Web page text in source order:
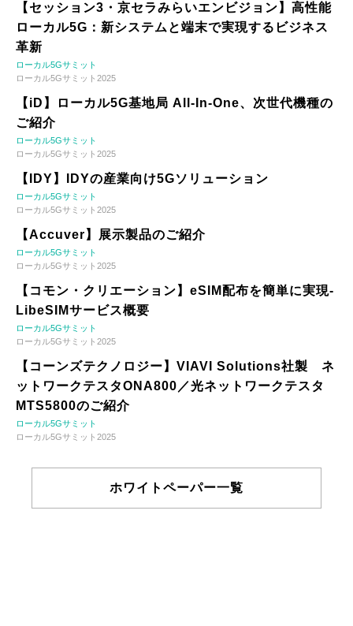
【セッション3・京セラみらいエンビジョン】高性能
ローカル5G：新システムと端末で実現するビジネス
革新
ローカル5Gサミット
ローカル5Gサミット2025
【iD】ローカル5G基地局 All-In-One、次世代機種の
ご紹介
ローカル5Gサミット
ローカル5Gサミット2025
【IDY】IDYの産業向け5Gソリューション
ローカル5Gサミット
ローカル5Gサミット2025
【Accuver】展示製品のご紹介
ローカル5Gサミット
ローカル5Gサミット2025
【コモン・クリエーション】eSIM配布を簡単に実現-
LibeSIMサービス概要
ローカル5Gサミット
ローカル5Gサミット2025
【コーンズテクノロジー】VIAVI Solutions社製 ネ
ットワークテスタONA800／光ネットワークテスタ
MTS5800のご紹介
ローカル5Gサミット
ローカル5Gサミット2025
ホワイトペーパー一覧